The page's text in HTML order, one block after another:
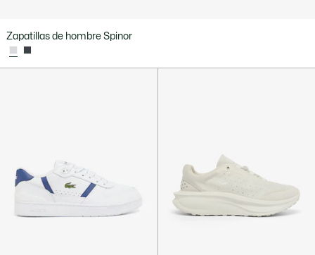
Zapatillas de hombre Spinor